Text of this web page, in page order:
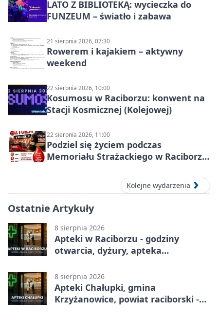
LATO Z BIBLIOTEKĄ: wycieczka do
FUNZEUM – światło i zabawa
21 sierpnia 2026, 07:30
Rowerem i kajakiem – aktywny
weekend
22 sierpnia 2026, 10:00
Kosumosu w Raciborzu: konwent na
Stacji Kosmicznej (Kolejowej)
22 sierpnia 2026, 11:00
Podziel się życiem podczas
Memoriału Strażackiego w Raciborzu
Kolejne wydarzenia
Ostatnie Artykuły
8 sierpnia 2026
Apteki w Raciborzu - godziny
otwarcia, dyżury, apteka
8 sierpnia 2026
Apteki Chałupki, gmina
Krzyżanowice, powiat raciborski -